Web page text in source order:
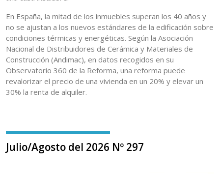
En España, la mitad de los inmuebles superan los 40 años y
no se ajustan a los nuevos estándares de la edificación sobre
condiciones térmicas y energéticas. Según la Asociación
Nacional de Distribuidores de Cerámica y Materiales de
Construcción (Andimac), en datos recogidos en su
Observatorio 360 de la Reforma, una reforma puede
revalorizar el precio de una vivienda en un 20% y elevar un
30% la renta de alquiler.
Julio/Agosto del 2026 Nº 297